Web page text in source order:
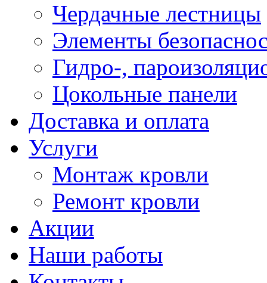
Чердачные лестницы
Элементы
Гидро-,
Цокольные панели
Доставка и оплата
Услуги
Монтаж кровли
Ремонт кровли
Акции
Наши работы